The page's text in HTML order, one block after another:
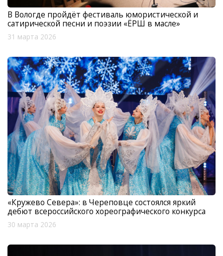
В Вологде пройдёт фестиваль юмористической и
сатирической песни и поэзии «ЁРШ в масле»
31 марта 2026
«Кружево Севера»: в Череповце состоялся яркий
дебют всероссийского хореографического конкурса
30 марта 2026